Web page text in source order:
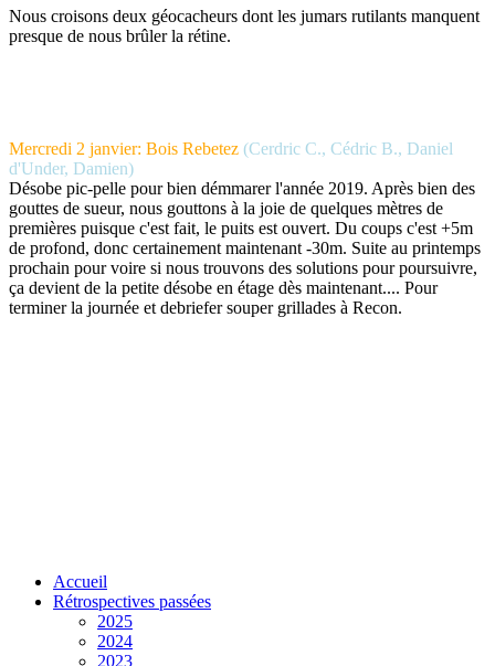
Nous croisons deux géocacheurs dont les jumars rutilants manquent
presque de nous brûler la rétine.
Mercredi 2 janvier: Bois Rebetez (Cerdric C., Cédric B., Daniel
d'Under, Damien)
Désobe pic-pelle pour bien démmarer l'année 2019. Après bien des
gouttes de sueur, nous gouttons à la joie de quelques mètres de
premières puisque c'est fait, le puits est ouvert. Du coups c'est +5m
de profond, donc certainement maintenant -30m. Suite au printemps
prochain pour voire si nous trouvons des solutions pour poursuivre,
ça devient de la petite désobe en étage dès maintenant.... Pour
terminer la journée et debriefer souper grillades à Recon.
Accueil
Rétrospectives passées
2025
2024
2023